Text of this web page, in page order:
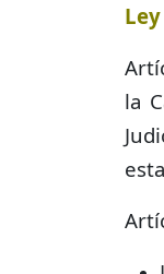
la